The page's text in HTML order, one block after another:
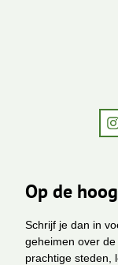
Op de
Schrijf je dan in
geheimen over
prachtige steden,